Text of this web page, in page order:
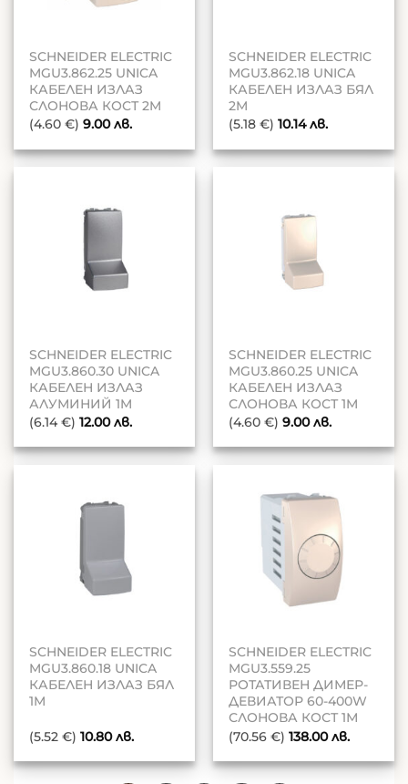
SCHNEIDER ELECTRIC
MGU3.862.25 UNICA
КАБЕЛЕН ИЗЛАЗ
СЛОНОВА КОСТ 2M
(4.60 €) 9.00лв.
SCHNEIDER ELECTRIC
MGU3.862.18 UNICA
КАБЕЛЕН ИЗЛАЗ БЯЛ
2M
(5.18 €) 10.14лв.
SCHNEIDER ELECTRIC
MGU3.860.30 UNICA
КАБЕЛЕН ИЗЛАЗ
АЛУМИНИЙ 1M
(6.14 €) 12.00лв.
SCHNEIDER ELECTRIC
MGU3.860.25 UNICA
КАБЕЛЕН ИЗЛАЗ
СЛОНОВА КОСТ 1M
(4.60 €) 9.00лв.
SCHNEIDER ELECTRIC
MGU3.860.18 UNICA
КАБЕЛЕН ИЗЛАЗ БЯЛ
1M
(5.52 €) 10.80лв.
SCHNEIDER ELECTRIC
MGU3.559.25
РОТАТИВЕН ДИМЕР-
ДЕВИАТОР 60-400W
СЛОНОВА КОСТ 1М
(70.56 €) 138.00лв.